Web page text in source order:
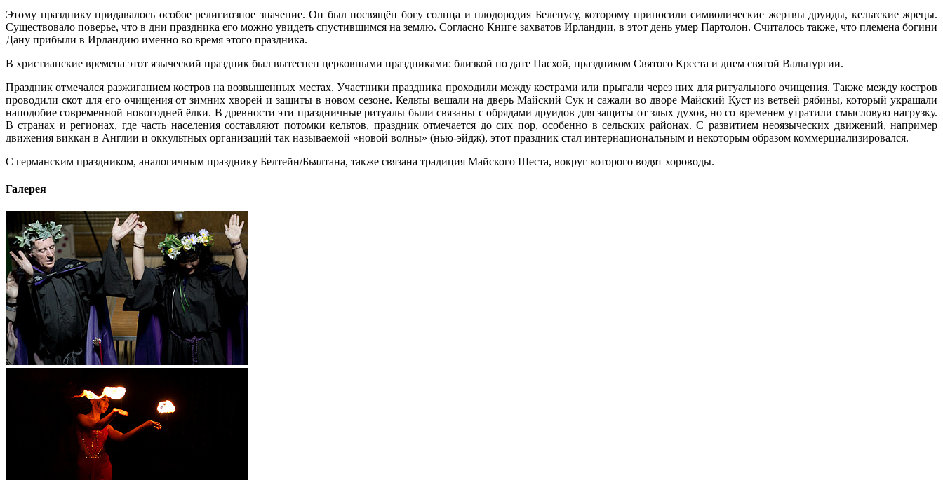
Этому празднику придавалось особое религиозное значение. Он был посвящён богу солнца и плодородия Беленусу, которому приносили символические жертвы друиды, кельтские жрецы.
Существовало поверье, что в дни праздника его можно увидеть спустившимся на землю. Согласно Книге захватов Ирландии, в этот день умер Партолон. Считалось также, что племена богини
Дану прибыли в Ирландию именно во время этого праздника.
В христианские времена этот языческий праздник был вытеснен церковными праздниками: близкой по дате Пасхой, праздником Святого Креста и днем святой Вальпургии.
Праздник отмечался разжиганием костров на возвышенных местах. Участники праздника проходили между кострами или прыгали через них для ритуального очищения. Также между костров
проводили скот для его очищения от зимних хворей и защиты в новом сезоне. Кельты вешали на дверь Майский Сук и сажали во дворе Майский Куст из ветвей рябины, который украшали
наподобие современной новогодней ёлки. В древности эти праздничные ритуалы были связаны с обрядами друидов для защиты от злых духов, но со временем утратили смысловую нагрузку.
В странах и регионах, где часть населения составляют потомки кельтов, праздник отмечается до сих пор, особенно в сельских районах. С развитием неоязыческих движений, например
движения виккан в Англии и оккультных организаций так называемой «новой волны» (нью-эйдж), этот праздник стал интернациональным и некоторым образом коммерциализировался.
С германским праздником, аналогичным празднику Белтейн/Бьялтана, также связана традиция Майского Шеста, вокруг которого водят хороводы.
Галерея